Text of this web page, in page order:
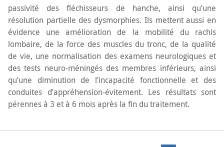
passivité des fléchisseurs de hanche, ainsi qu’une
résolution partielle des dysmorphies. Ils mettent aussi en
évidence une amélioration de la mobilité du rachis
lombaire, de la force des muscles du tronc, de la qualité
de vie, une normalisation des examens neurologiques et
des tests neuro-méningés des membres inférieurs, ainsi
qu’une diminution de l’incapacité fonctionnelle et des
conduites d’appréhension-évitement. Les résultats sont
pérennes à 3 et à 6 mois après la fin du traitement.